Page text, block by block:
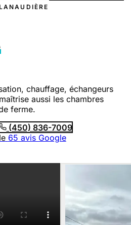
chauffage, échangeurs
aussi les chambres
ferme.
(450) 836-7009
65 avis Google